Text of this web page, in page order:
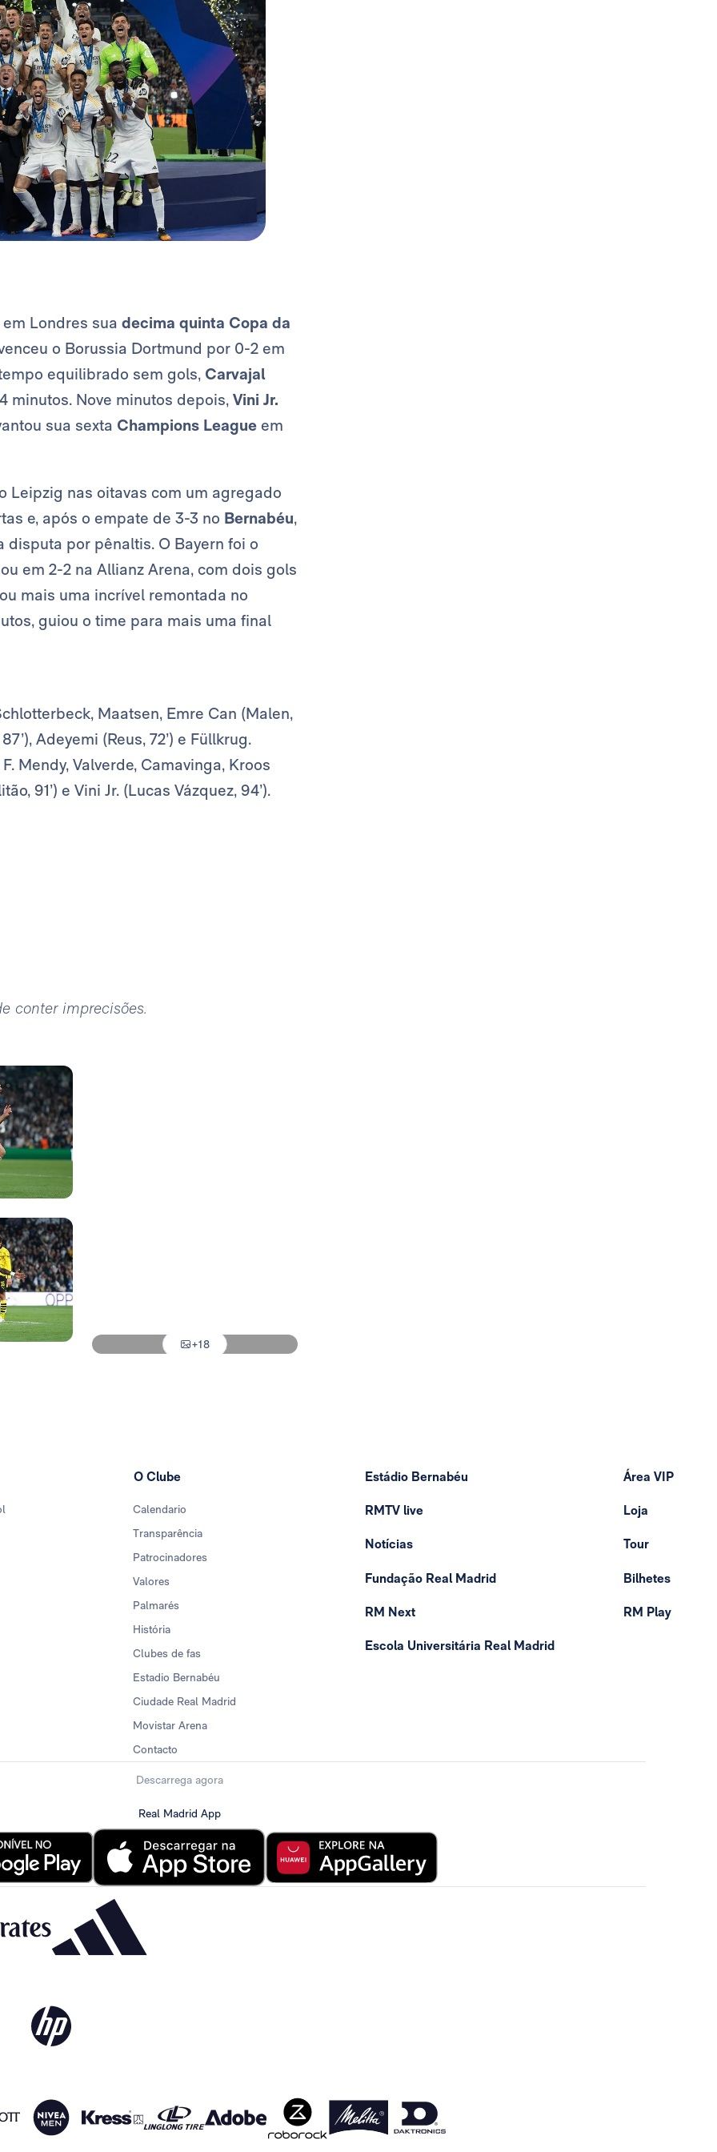
Londres sua decima quinta Copa da
o Borussia Dortmund por 0-2 em
equilibrado sem gols, Carvajal
minutos. Nove minutos depois, Vini Jr.
sua sexta Champions League em
Leipzig nas oitavas com um agregado
e, após o empate de 3-3 no Bernabéu,
por pênaltis. O Bayern foi o
em 2-2 na Allianz Arena, com dois gols
mais uma incrível remontada no
guiou o time para mais uma final
Maatsen, Emre Can (Malen,
Adeyemi (Reus, 72’) e Füllkrug.
Mendy, Valverde, Camavinga, Kroos
91’) e Vini Jr. (Lucas Vázquez, 94’).
conter imprecisões.
+18
O Clube
Calendario
Transparência
Patrocinadores
Valores
Palmarés
História
Clubes de fas
Estadio Bernabéu
Ciudade Real Madrid
Movistar Arena
Contacto
Estádio Bernabéu
RMTV live
Notícias
Fundação Real Madrid
RM Next
Escola Universitária Real Madrid
Área VIP
Loja
Tour
Bilhetes
RM Play
Descarrega agora
Real Madrid App